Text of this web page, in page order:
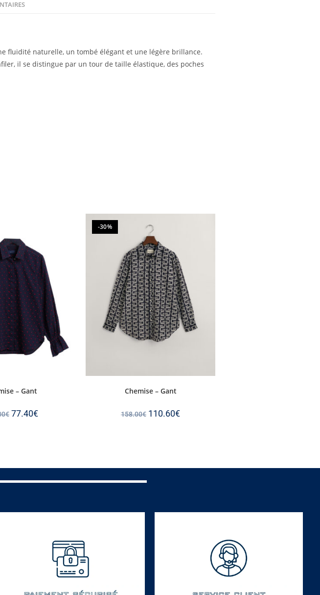
fluidité naturelle, un tombé élégant et une légère brillance.
il se distingue par un tour de taille élastique, des poches
– Gant
€ 77.40€
-30%
Chemise – Gant
158.00€ 110.60€